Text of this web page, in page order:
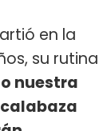
en la
su rutina
nuestra